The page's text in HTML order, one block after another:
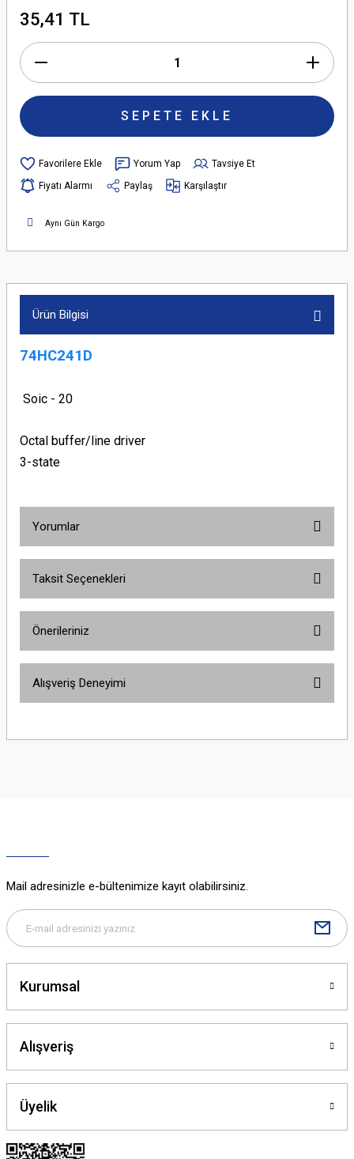
35,41 TL
SEPETE EKLE
Yorum Yap
Tavsiye Et
Fiyatı Alarmı
Paylaş Karşılaştır
Aynı Gün Kargo
Ürün Bilgisi
74HC241D
Soic - 20
Octal buffer/line driver
3-state
Yorumlar
Taksit Seçenekleri
Önerileriniz
yetersiz gördüğünüz noktaları öneri formunu kullanarak tarafımıza
Gönder
Alışveriş Deneyimi
Mail adresinizle e-bültenimize kayıt olabilirsiniz.
Kurumsal
Alışveriş
Üyelik